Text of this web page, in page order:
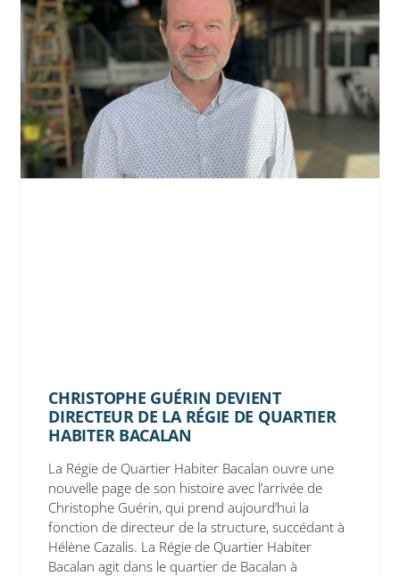
CHRISTOPHE GUÉRIN DEVIENT
DIRECTEUR DE LA RÉGIE DE QUARTIER
HABITER BACALAN
La Régie de Quartier Habiter Bacalan ouvre une
nouvelle page de son histoire avec l’arrivée de
Christophe Guérin, qui prend aujourd’hui la
fonction de directeur de la structure, succédant à
Hélène Cazalis. La Régie de Quartier Habiter
Bacalan agit dans le quartier de Bacalan à